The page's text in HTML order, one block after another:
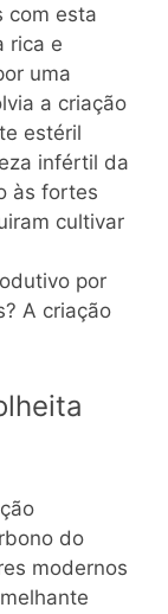
com esta
rica e
uma
a criação
estéril
infértil da
às fortes
cultivar
por
A criação
do
modernos